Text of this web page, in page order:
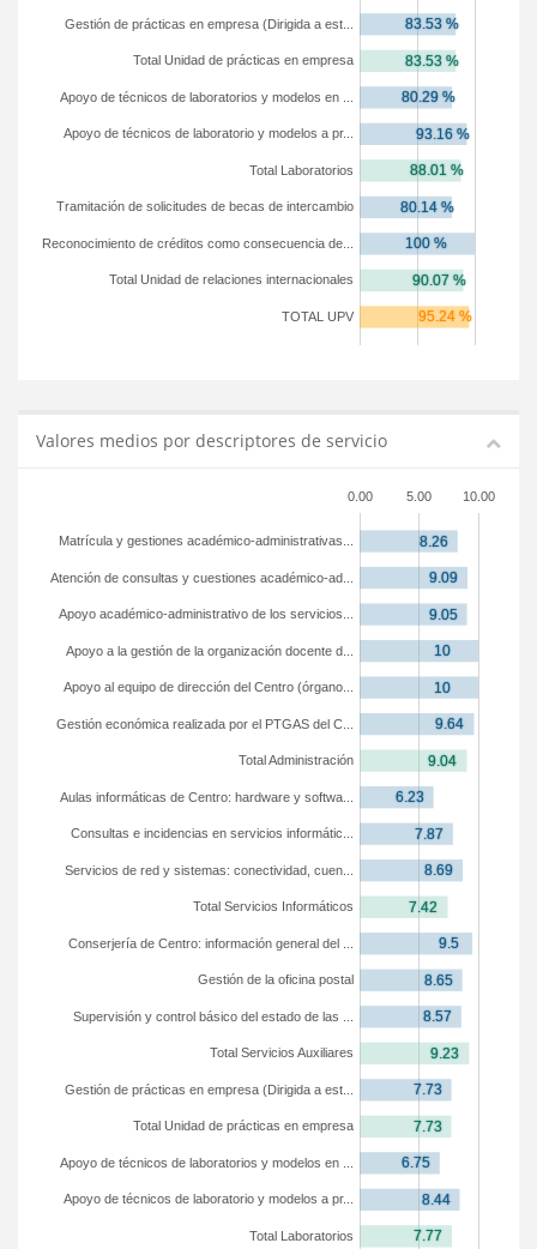
TOTAL UPV
Total Unidad de relaciones internacionales
Reconocimiento de créditos como consecuencia de...
Tramitación de solicitudes de becas de intercambio
Total Laboratorios
Apoyo de técnicos de laboratorio y modelos a pr...
Apoyo de técnicos de laboratorios y modelos en ...
Total Unidad de prácticas en empresa
Gestión de prácticas en empresa (Dirigida a est...
Valores medios por descriptores de servicio
0.00 5.00 10.00
Total Laboratorios
Apoyo de técnicos de laboratorio y modelos a pr...
Apoyo de técnicos de laboratorios y modelos en ...
Total Unidad de prácticas en empresa
Gestión de prácticas en empresa (Dirigida a est...
Total Servicios Auxiliares
Supervisión y control básico del estado de las ...
Gestión de la oficina postal
Conserjería de Centro: información general del ...
Total Servicios Informáticos
Servicios de red y sistemas: conectividad, cuen...
Consultas e incidencias en servicios informátic...
Aulas informáticas de Centro: hardware y softwa...
Total Administración
Gestión económica realizada por el PTGAS del C...
Apoyo al equipo de dirección del Centro (órgano...
Apoyo a la gestión de la organización docente d...
Apoyo académico-administrativo de los servicios...
Atención de consultas y cuestiones académico-ad...
Matrícula y gestiones académico-administrativas...